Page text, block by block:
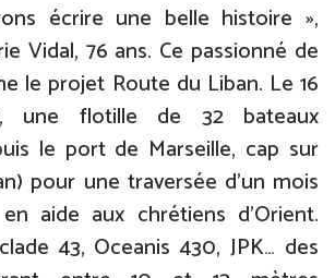
écrire une belle histoire »,
Vidal, 76 ans. Ce passionné de
le projet Route du Liban. Le 16
une flotille de 32 bateaux
le port de Marseille, cap sur
pour une traversée d’un mois
aide aux chrétiens d’Orient.
43, Oceanis 430, JPK… des